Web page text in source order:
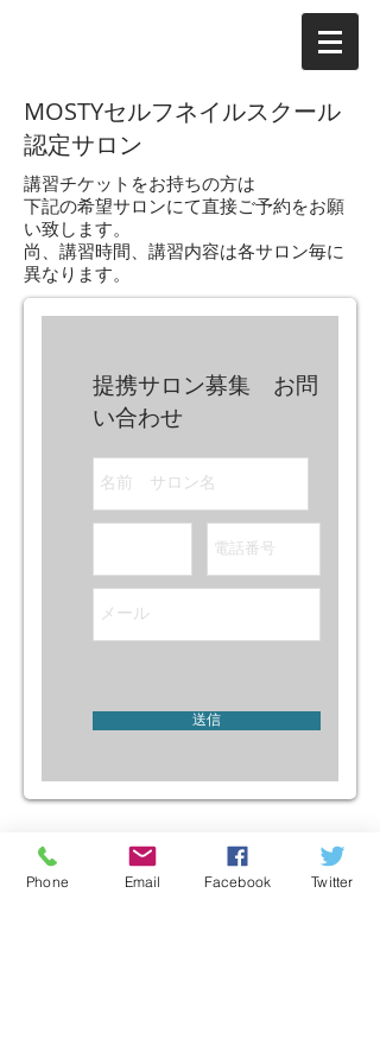
MOSTYセルフネイルスクール
認定サロン
講習チケットをお持ちの方は
下記の希望サロンにて直接ご予約をお願
い致します。
尚、講習時間、講習内容は各サロン毎に
異なります。
提携サロン募集 お問
い合わせ
送信
全国 >群馬県
Phone Email Facebook Twitter